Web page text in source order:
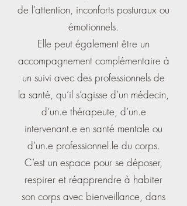
de l’attention, inconforts posturaux ou
émotionnels.
Elle peut également être un
accompagnement complémentaire à
un suivi avec des professionnels de
la santé, qu’il s’agisse d’un médecin,
d’un.e thérapeute, d’un.e
intervenant.e en santé mentale ou
d’un.e professionnel.le du corps.
C’est un espace pour se déposer,
respirer et réapprendre à habiter
son corps avec bienveillance, dans